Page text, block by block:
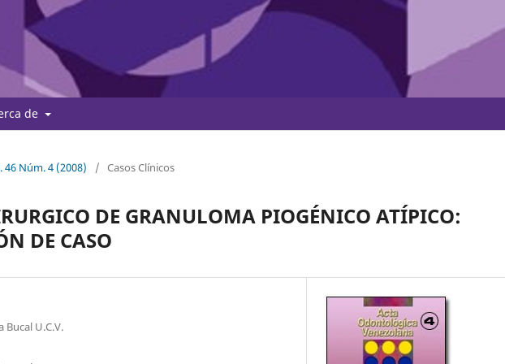
de
46 Núm. 4 (2008) / Casos Clínicos
DE GRANULOMA PIOGÉNICO ATÍPICO:
DE CASO
U.C.V.